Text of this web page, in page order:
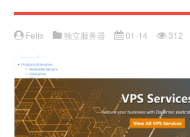
Felix 独立服务器 01-14 312